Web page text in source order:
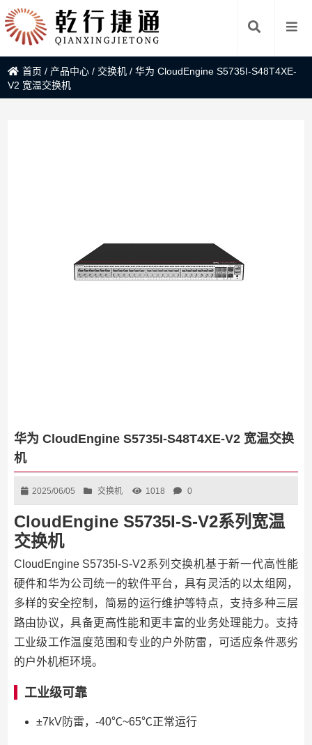
首页 / 产品中心 / 交换机 /华为 CloudEngine S5735I-S48T4XE-
V2 宽温交换机
华为 CloudEngine S5735I-S48T4XE-V2 宽温交换
机
2025/06/05 交换机 1018 0
CloudEngine S5735I-S-V2系列宽温
交换机
CloudEngine S5735I-S-V2系列交换机基于新一代高性能
硬件和华为公司统一的软件平台，具有灵活的以太组网，
多样的安全控制，简易的运行维护等特点，支持多种三层
路由协议，具备更高性能和更丰富的业务处理能力。支持
工业级工作温度范围和专业的户外防雷，可适应条件恶劣
的户外机柜环境。
工业级可靠
±7kV防雷，-40℃~65℃正常运行